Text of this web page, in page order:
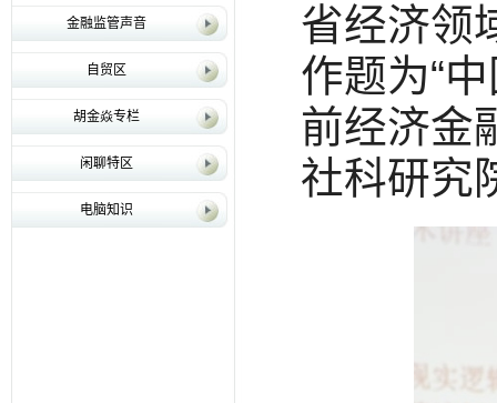
金融监管声音
自贸区
胡金焱专栏
闲聊特区
电脑知识
省经济领
作题为“
前经济金
社科研究